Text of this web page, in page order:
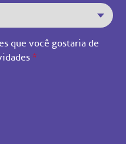
que você gostaria de
*